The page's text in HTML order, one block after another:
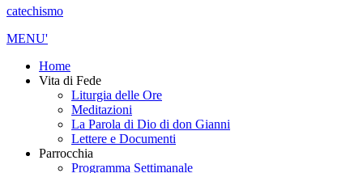
catechismo
MENU'
Home
Vita di Fede
Liturgia delle Ore
Meditazioni
La Parola di Dio di don Gianni
Lettere e Documenti
Parrocchia
Programma Settimanale